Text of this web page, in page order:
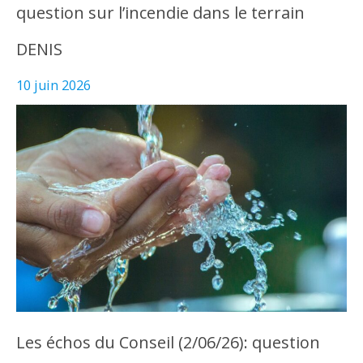
question sur l’incendie dans le terrain
DENIS
10 juin 2026
Les échos du Conseil (2/06/26): question